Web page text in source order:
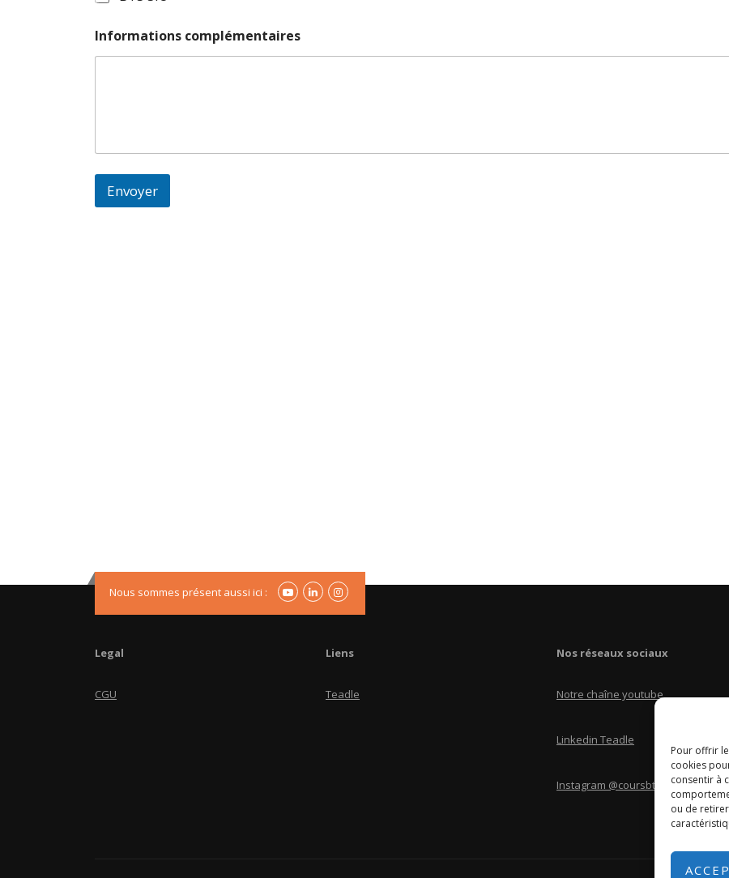
Pour offrir
cookies
consentir à
ou de
Informations complémentaires
Envoyer
Nous sommes présent aussi ici :
Legal
CGU
Liens
Teadle
Nos réseaux sociaux
Notre chaîne youtube
Linkedin Teadle
Instagram @coursbtscom